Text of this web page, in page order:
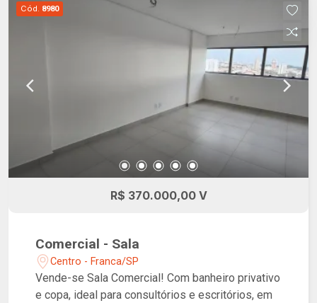
Cód. 8980
R$ 370.000,00 V
Comercial - Sala
Centro - Franca/SP
Vende-se Sala Comercial! Com banheiro privativo
e copa, ideal para consultórios e escritórios, em